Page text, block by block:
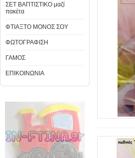
ΣΕΤ ΒΑΠΤΙΣΤΙΚΟ μαζί
πακέτα
ΦΤΙΑΞΤΟ ΜΟΝΟΣ ΣΟΥ
ΦΩΤΟΓΡΑΦΙΣΗ
ΓΑΜΟΣ
ΕΠΙΚΟΙΝΩΝΙΑ